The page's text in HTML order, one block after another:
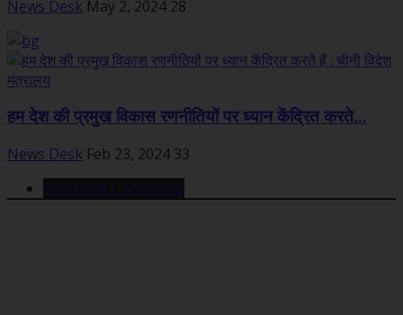
News Desk May 2, 2024 28
हम देश की प्रमुख विकास रणनीतियों पर ध्यान केंद्रित करते...
News Desk Feb 23, 2024 33
Facebook Comments